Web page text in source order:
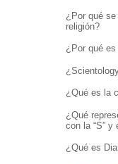
¿Por qué
religión?
¿Por qué
¿Qué es la
¿Qué
con la “S” y
¿Qué es